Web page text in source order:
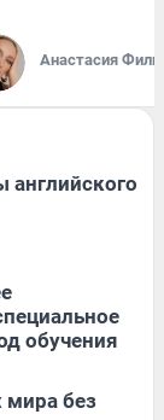
Анастасия
английского
обучения
мира без